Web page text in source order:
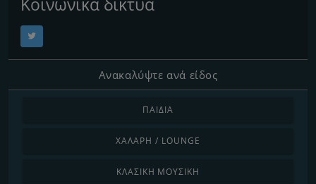
Ανακαλύψτε ανά είδος
ΠΑΙΔΙΆ
ΧΑΛΑΡΉ / LOUNGE
ΚΛΑΣΙΚΉ ΜΟΥΣΙΚΉ